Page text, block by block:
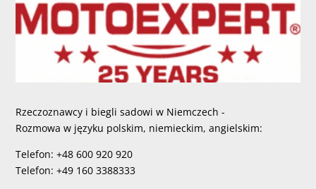
Rzeczoznawcy i biegli sadowi w Niemczech -
Rozmowa w języku polskim, niemieckim, angielskim:
Telefon: +48 600 920 920
Telefon: +49 160 3388333